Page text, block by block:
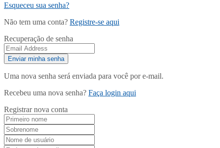
Esqueceu sua senha?
Não tem uma conta? Registre-se aqui
Recuperação de senha
Uma nova senha será enviada para você por e-mail.
Recebeu uma nova senha? Faça login aqui
Registrar nova conta